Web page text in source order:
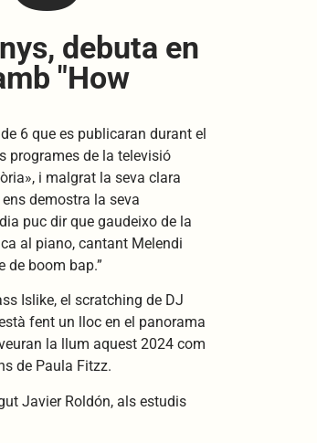
debuta en
"How
6 que es publicaran durant el
programes de la televisió
i malgrat la seva clara
demostra la seva
puc dir que gaudeixo de la
al piano, cantant Melendi
de boom bap.”
Islike, el scratching de DJ
fent un lloc en el panorama
la llum aquest 2024 com
de Paula Fitzz.
Javier Roldón, als estudis